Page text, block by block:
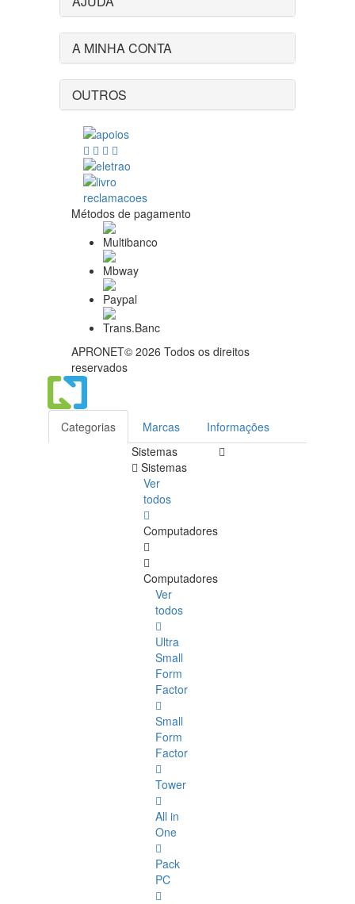
A MINHA CONTA
OUTROS
Métodos de pagamento
APRONET© 2026 Todos os direitos
reservados
Categorias Marcas
Informações
Sistemas
Sistemas
Ver
todos
Computadores
Computadores
Ver
todos
Ultra
Small
Form
Factor
Small
Form
Factor
Tower
All in
One
Pack
PC